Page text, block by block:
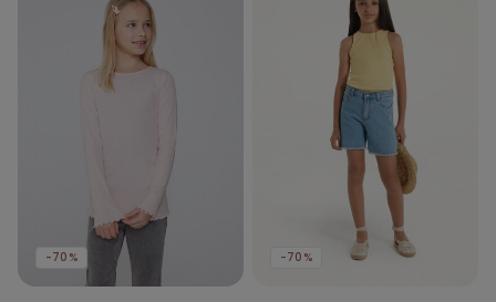
-70% -70%